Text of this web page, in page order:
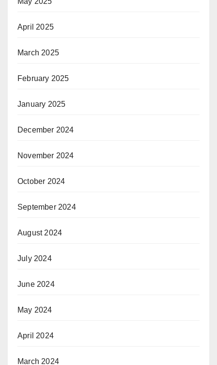
April 2025
March 2025
February 2025
January 2025
December 2024
November 2024
October 2024
September 2024
August 2024
July 2024
June 2024
May 2024
April 2024
March 2024